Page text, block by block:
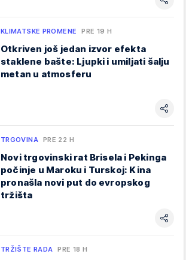
KLIMATSKE PROMENE PRE 19 H
Otkriven još jedan izvor efekta
staklene bašte: Ljupki i umiljati šalju
metan u atmosferu
TRGOVINA PRE 22 H
Novi trgovinski rat Brisela i Pekinga
počinje u Maroku i Turskoj: Kina
pronašla novi put do evropskog
tržišta
TRŽIŠTE RADA PRE 18 H